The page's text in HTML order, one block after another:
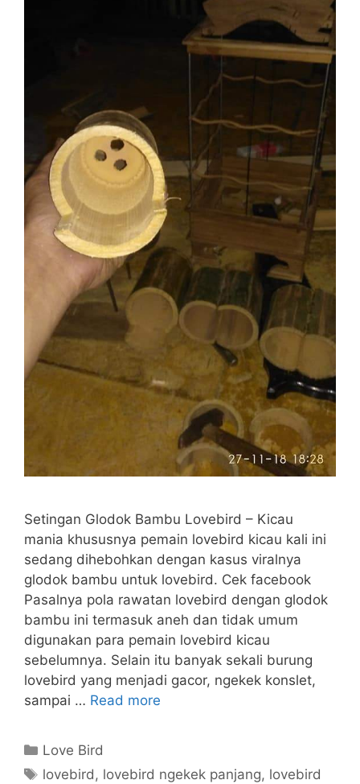
Setingan Glodok Bambu Lovebird – Kicau
mania khususnya pemain lovebird kicau kali ini
sedang dihebohkan dengan kasus viralnya
glodok bambu untuk lovebird. Cek facebook
Pasalnya pola rawatan lovebird dengan glodok
bambu ini termasuk aneh dan tidak umum
digunakan para pemain lovebird kicau
sebelumnya. Selain itu banyak sekali burung
lovebird yang menjadi gacor, ngekek konslet,
sampai … Read more
Categories
Love Bird
Tags
lovebird, lovebird ngekek panjang, lovebird